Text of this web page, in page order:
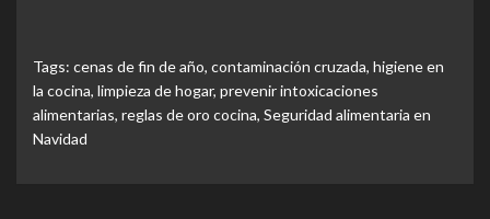
Tags: cenas de fin de año, contaminación cruzada, higiene en
la cocina, limpieza de hogar, prevenir intoxicaciones
alimentarias, reglas de oro cocina, Seguridad alimentaria en
Navidad